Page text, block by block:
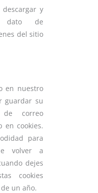
y
dato de
del sitio
en nuestro
guardar su
de correo
en cookies.
para
volver a
dejes
cookies
un año.